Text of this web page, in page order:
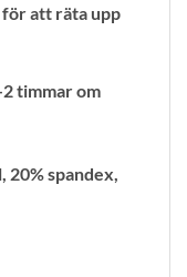
att räta upp
timmar om
20% spandex,